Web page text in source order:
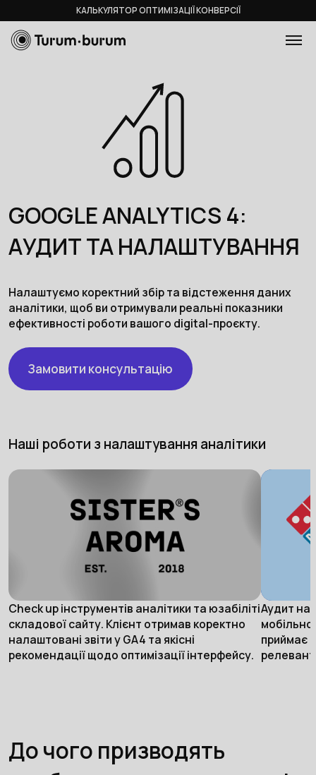
КАЛЬКУЛЯТОР ОПТИМІЗАЦІЇ КОНВЕРСІЇ
GOOGLE ANALYTICS 4:
АУДИТ ТА НАЛАШТУВАННЯ
Налаштуємо коректний збір та відстеження даних
аналітики, щоб ви отримували реальні показники
ефективності роботи вашого digital-проєкту.
Замовити консультацію
Наші роботи з налаштування аналітики
Check up інструментів аналітики та юзабіліті
складової сайту. Клієнт отримав коректно
налаштовані звіти у GA4 та якісні
рекомендації щодо оптимізації інтерфейсу.
Аудит
приймає
До чого призводять